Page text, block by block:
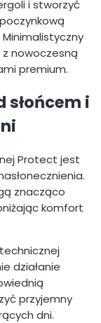
i stworzyć
nowoczesną
premium.
słońcem i
Protect jest
znacząco
komfort
działanie
przyjemny
dni.